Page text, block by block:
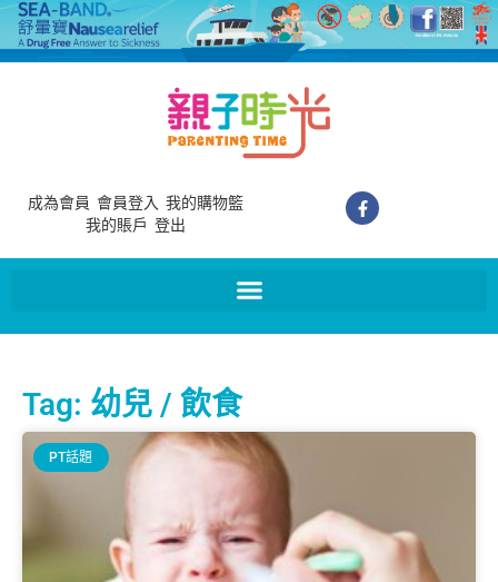
成為會員 會員登入 我的購物籃
我的賬戶 登出
Tag: 幼兒 / 飲食
PT話題